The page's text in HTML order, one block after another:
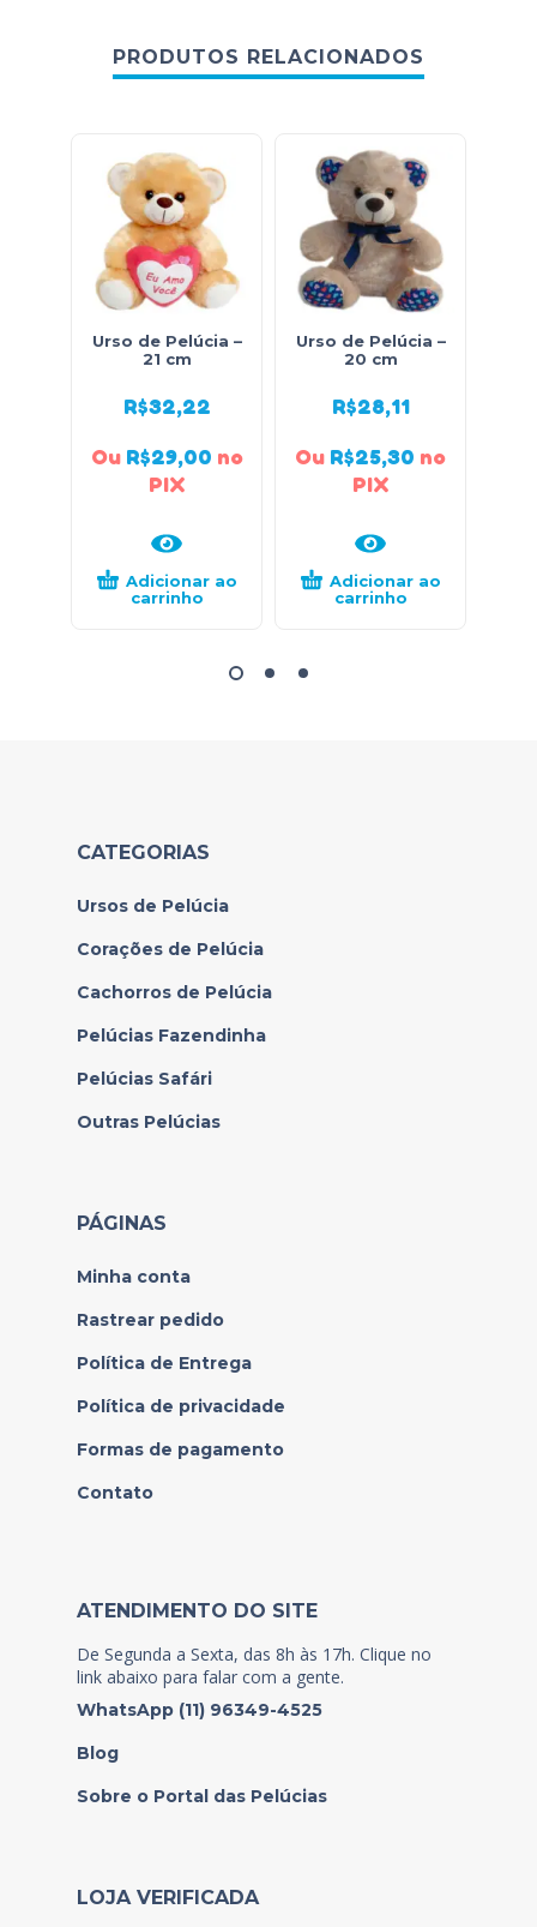
PRODUTOS RELACIONADOS
Urso de Pelúcia –
21 cm
R$32,22
Ou R$29,00 no
PIX
Adicionar ao
carrinho
Urso de Pelúcia –
20 cm
R$28,11
Ou R$25,30 no
PIX
Adicionar ao
carrinho
CATEGORIAS
Ursos de Pelúcia
Corações de Pelúcia
Cachorros de Pelúcia
Pelúcias Fazendinha
Pelúcias Safári
Outras Pelúcias
PÁGINAS
Minha conta
Rastrear pedido
Política de Entrega
Política de privacidade
Formas de pagamento
Contato
ATENDIMENTO DO SITE
De Segunda a Sexta, das 8h às 17h. Clique no
link abaixo para falar com a gente.
WhatsApp (11) 96349-4525
Blog
Sobre o Portal das Pelúcias
LOJA VERIFICADA